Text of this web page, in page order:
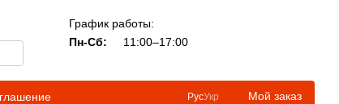
График работы:
Пн-Сб:
11:00–17:00
РусУкр Мой заказ